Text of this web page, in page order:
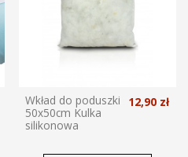
Wkład do poduszki
50x50cm Kulka
silikonowa
12,90 zł